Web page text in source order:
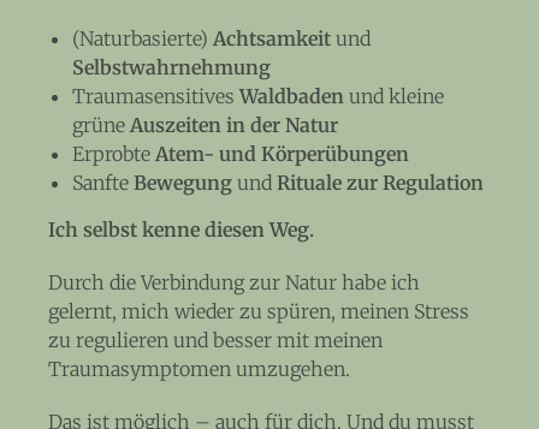
(Naturbasierte) Achtsamkeit und
Selbstwahrnehmung
TraumasensitivesWaldbaden und kleine
grüne Auszeiten in der Natur
Erprobte Atem- und Körperübungen
Sanfte Bewegung und Rituale zur Regulation
Ich selbst kenne diesen Weg.
Durch die Verbindung zur Natur habe ich
gelernt, mich wieder zu spüren, meinen Stress
zu regulieren und besser mit meinen
Traumasymptomen umzugehen.
Das ist möglich – auch für dich. Und du musst